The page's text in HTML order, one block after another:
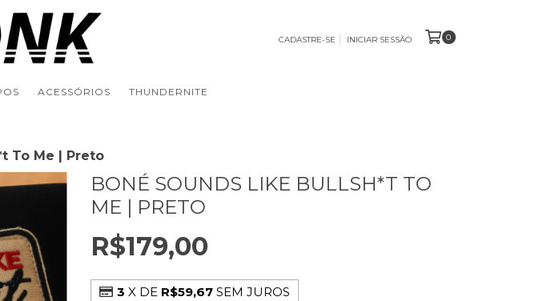
CADASTRE-SE INICIAR SESSÃO 0
ACESSÓRIOS THUNDERNITE
To Me | Preto
BONÉ SOUNDS LIKE BULLSH*T TO
ME | PRETO
R$179,00
3 X DE R$59,67 SEM JUROS